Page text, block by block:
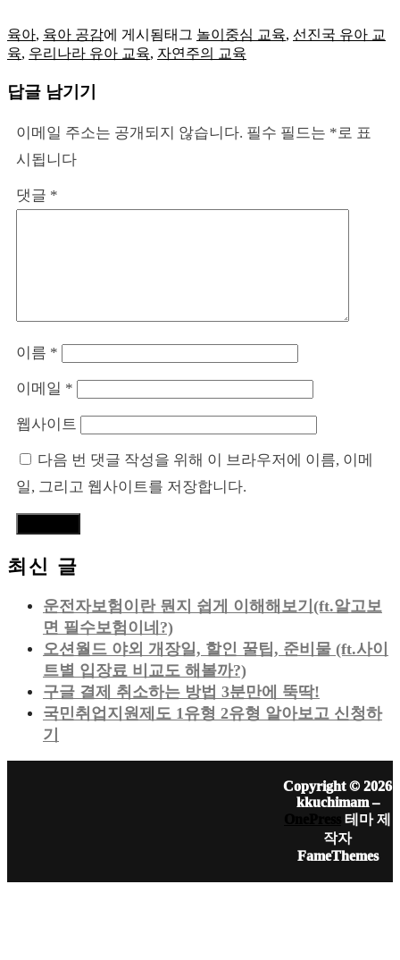
육아, 육아 공감에 게시됨태그 놀이중심 교육, 선진국 유아 교
육, 우리나라 유아 교육, 자연주의 교육
답글 남기기
이메일 주소는 공개되지 않습니다. 필수 필드는 *로 표
시됩니다
댓글 *
이름 *
이메일 *
웹사이트
다음 번 댓글 작성을 위해 이 브라우저에 이름, 이메
일, 그리고 웹사이트를 저장합니다.
최신 글
운전자보험이란 뭔지 쉽게 이해해보기(ft.알고보
면 필수보험이네?)
오션월드 야외 개장일, 할인 꿀팁, 준비물 (ft.사이
트별 입장료 비교도 해볼까?)
구글 결제 취소하는 방법 3분만에 뚝딱!
국민취업지원제도 1유형 2유형 알아보고 신청하
기
Copyright © 2026
kkuchimam–
테마 제
작자
FameThemes